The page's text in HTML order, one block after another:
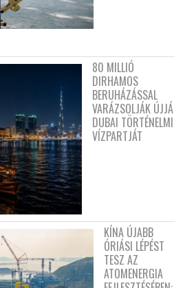
80 MILLIÓ
DIRHAMOS
BERUHÁZÁSSAL
VARÁZSOLJÁK ÚJJÁ
DUBAI TÖRTÉNELMI
VÍZPARTJÁT
KÍNA ÚJABB
ÓRIÁSI LÉPÉST
TESZ AZ
ATOMENERGIA